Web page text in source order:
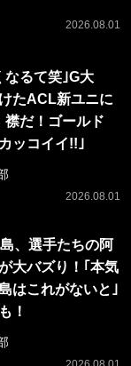
2026.08.01
なるて笑｣G大
たACL新ユニに
襟だ！ゴールド
ッコイイ!!｣
2026.08.01
、選手たちの阿
大バズり！｢本気
はこれがないと｣
！